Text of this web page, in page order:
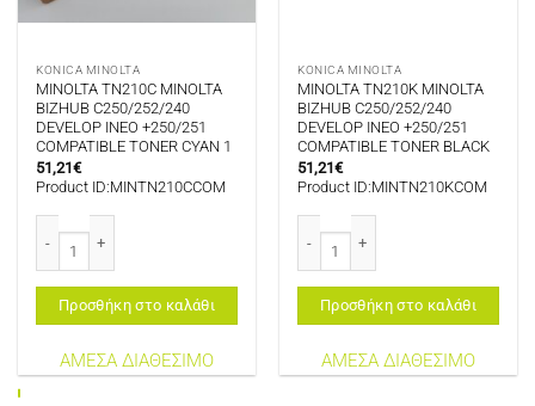
KONICA MINOLTA
MINOLTA TN210C MINOLTA
BIZHUB C250/252/240
DEVELOP INEO +250/251
COMPATIBLE TONER CYAN 1
51,21€
Product ID:MINTN210CCOM
Προσθήκη στο καλάθι
ΑΜΕΣΑ ΔΙΑΘΕΣΙΜΟ
KONICA MINOLTA
MINOLTA TN210K MINOLTA
BIZHUB C250/252/240
DEVELOP INEO +250/251
COMPATIBLE TONER BLACK
51,21€
Product ID:MINTN210KCOM
Προσθήκη στο καλάθι
ΑΜΕΣΑ ΔΙΑΘΕΣΙΜΟ